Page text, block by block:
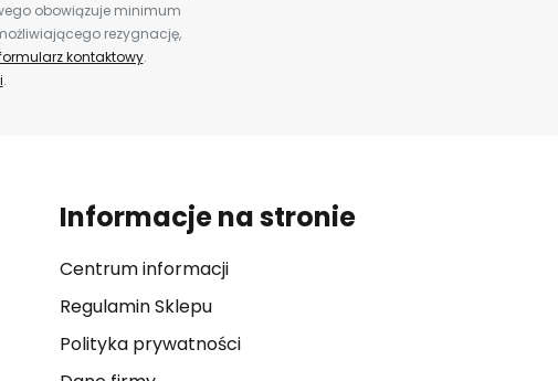
obowiązuje minimum
rezygnację,
kontaktowy.
.
Informacje na stronie
Centrum informacji
Regulamin Sklepu
Polityka prywatności